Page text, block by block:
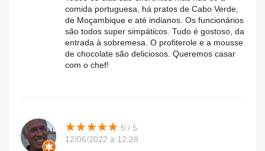
comida portuguesa, há pratos de Cabo Verde,
de Moçambique e até indianos. Os funcionários
são todos super simpáticos. Tudo é gostoso, da
entrada à sobremesa. O profiterole e a mousse
de chocolate são deliciosos. Queremos casar
com o chef!
★★★★★
★★★★★ 5 / 5
12/06/2022 à 12:28